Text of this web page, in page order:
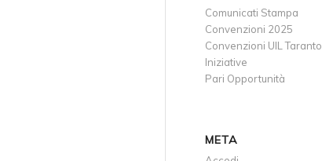
Comunicati Stampa
Convenzioni 2025
Convenzioni UIL Taranto
Iniziative
Pari Opportunità
META